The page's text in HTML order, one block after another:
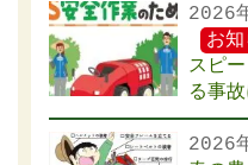
2026
お
スピ
る事
2026